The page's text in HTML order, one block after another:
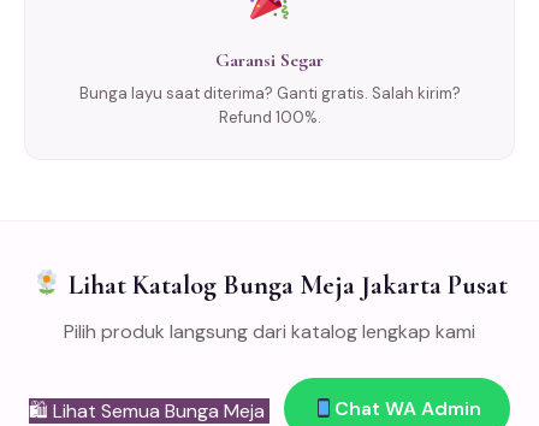
Garansi Segar
Bunga layu saat diterima? Ganti gratis. Salah kirim?
Refund 100%.
Lihat Katalog Bunga Meja Jakarta Pusat
Pilih produk langsung dari katalog lengkap kami
🛍 Lihat Semua Bunga Meja Chat WA Admin